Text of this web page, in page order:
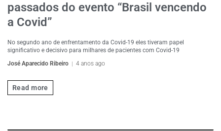
passados do evento “Brasil vencendo
a Covid”
No segundo ano de enfrentamento da Covid-19 eles tiveram papel
significativo e decisivo para milhares de pacientes com Covid-19
José Aparecido Ribeiro
4 anos ago
Read more